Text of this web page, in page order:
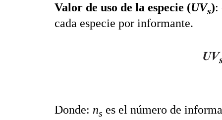
Valor de uso de la especie (UVs):
cada especie por informante.
Donde: ns es el número de